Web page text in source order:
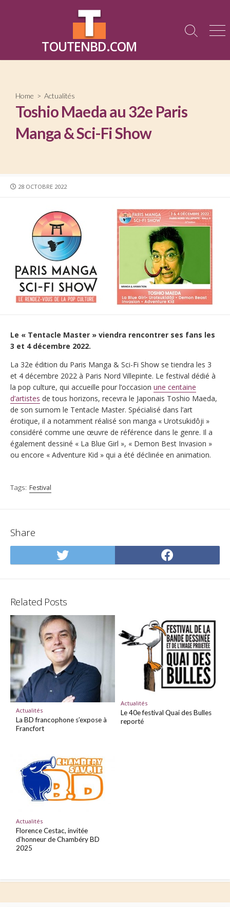
TOUTENBD.COM
Search
Home > Actualités
Toshio Maeda au 32e Paris
Manga & Sci-Fi Show
PUBLISHED
28 OCTOBRE 2022
Le « Tentacle Master » viendra rencontrer ses fans les
3 et 4 décembre 2022.
La 32e édition du Paris Manga & Sci-Fi Show se tiendra les 3
et 4 décembre 2022 à Paris Nord Villepinte. Le festival dédié à
la pop culture, qui accueille pour l’occasion une centaine
d’artistes de tous horizons, recevra le Japonais Toshio Maeda,
de son surnom le Tentacle Master. Spécialisé dans l’art
érotique, il a notamment réalisé son manga « Urotsukidôji »
considéré comme une œuvre de référence dans le genre. Il a
également dessiné « La Blue Girl », « Demon Best Invasion »
ou encore « Adventure Kid » qui a été déclinée en animation.
Tags: Festival
Share
Share
on
on
Related Posts
Actualités
La BD francophone s’expose à
Francfort
Actualités
Le 40e festival Quai des Bulles
reporté
Actualités
Florence Cestac, invitée
d’honneur de Chambéry BD
2025